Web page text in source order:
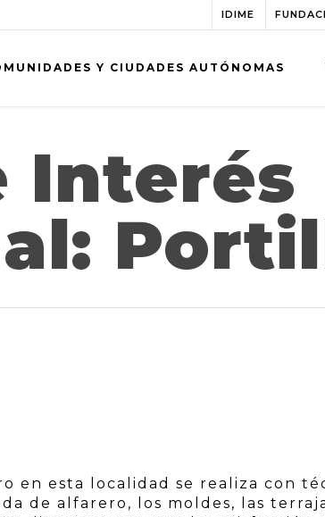
IDIME
Y CIUDADES AUTÓNOMAS
Interés
en esta localidad se realiza con
de alfarero, los moldes, las